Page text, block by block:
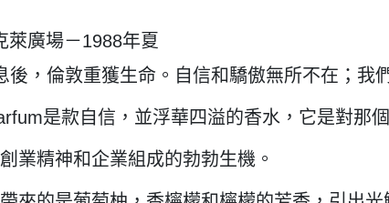
萊廣場－1988年夏
後，倫敦重獲生命。自信和驕傲無所不在；我
是款自信，並浮華四溢的香水，它是對那
業精神和企業組成的勃勃生機。